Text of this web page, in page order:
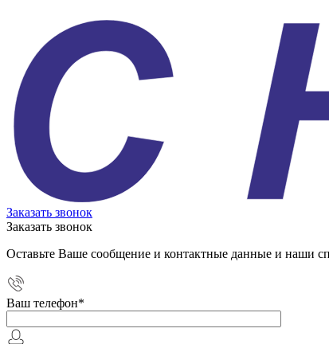
Заказать звонок
Заказать звонок
Оставьте Ваше сообщение и контактные данные и наши
Ваш телефон*